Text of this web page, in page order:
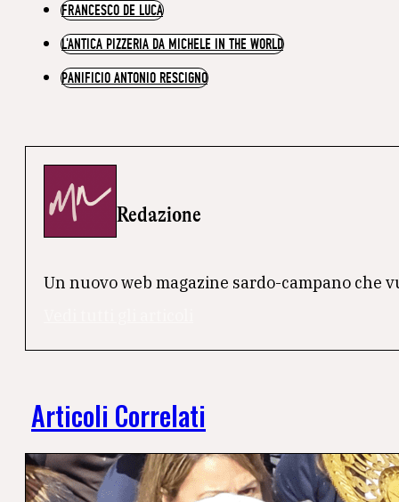
FRANCESCO DE LUCA
L'ANTICA PIZZERIA DA MICHELE IN THE WORLD
PANIFICIO ANTONIO RESCIGNO
Redazione
Un nuovo web magazine sardo-campano che
Articoli Correlati